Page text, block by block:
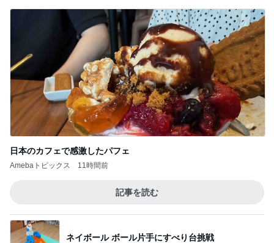
日本のカフェで感激したパフェ
Amebaトピックス 11時間前
記事を読む
ネイボール ボール片手にすべり台挑戦